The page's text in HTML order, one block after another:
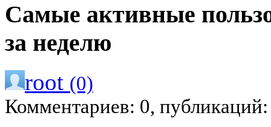
Самые активные
за неделю
root (0)
Комментариев: 0,